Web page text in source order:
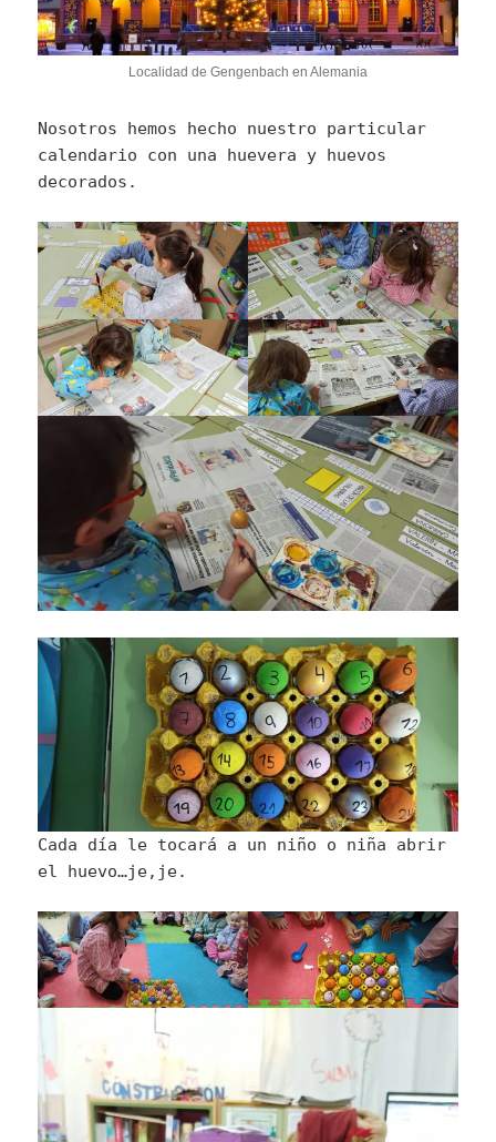
Localidad de Gengenbach en Alemania
Nosotros hemos hecho nuestro particular
calendario con una huevera y huevos
decorados.
Cada día le tocará a un niño o niña abrir
el huevo…je,je.